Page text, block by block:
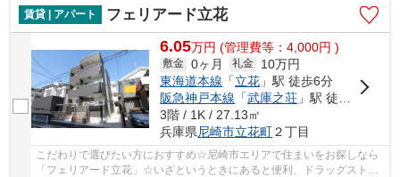
賃貸 | アパート
フェリアード立花
6.05万円 (管理費等：4,000円 )
敷金 0ヶ月 礼金
10万円
東海道本線 「立花 」駅 徒歩6分
阪急神戸本線 「武庫之荘 」駅 徒歩21分
3階 / 1K / 27.13㎡
兵庫県尼崎市立花町２丁目
こだわりで選びたい方におすすめ☆尼崎市エリアで住まいをお探しなら
「フェリアード立花」☆いざというときにあると便利、ドラッグストア